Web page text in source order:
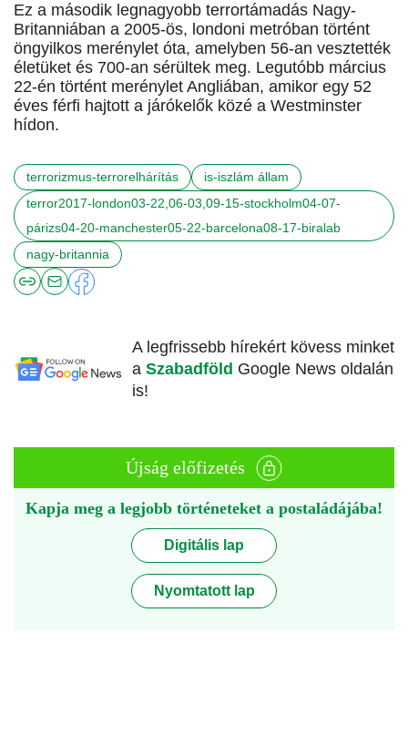
Ez a második legnagyobb terrortámadás Nagy-
Britanniában a 2005-ös, londoni metróban történt
öngyilkos merénylet óta, amelyben 56-an vesztették
életüket és 700-an sérültek meg. Legutóbb március
22-én történt merénylet Angliában, amikor egy 52
éves férfi hajtott a járókelők közé a Westminster
hídon.
terrorizmus-terrorelhárítás
is-iszlám állam
terror2017-london03-22,06-03,09-15-stockholm04-07-
párizs04-20-manchester05-22-barcelona08-17-biralab
nagy-britannia
A legfrissebb hírekért kövess minket
a Szabadföld Google News oldalán
is!
Újság előfizetés
Kapja meg a legjobb történeteket a postaládájába!
Digitális lap
Nyomtatott lap